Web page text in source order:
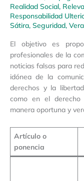
Realidad Social,
Responsabilidad
Sátira, Seguridad,
El objetivo es
profesionales de la
noticias falsas para
idónea de la
derechos y la
como en el
manera oportuna y
Artículo o
ponencia